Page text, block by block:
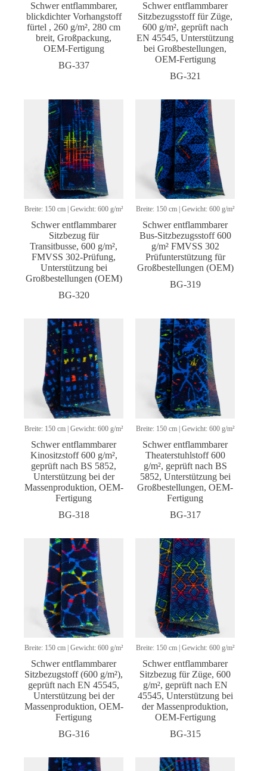
Schwer entflammbarer,
blickdichter Vorhangstoff
fürtel , 260 g/m², 280 cm
breit, Großpackung,
OEM-Fertigung
BG-337
Schwer entflammbarer
Sitzbezugsstoff für Züge,
600 g/m², geprüft nach
EN 45545, Unterstützung
bei Großbestellungen,
OEM-Fertigung
BG-321
Breite: 150 cm | Gewicht: 600 g/m²
Schwer entflammbarer
Sitzbezug für
Transitbusse, 600 g/m²,
FMVSS 302-Prüfung,
Unterstützung bei
Großbestellungen (OEM)
BG-320
Breite: 150 cm | Gewicht: 600 g/m²
Schwer entflammbarer
Bus-Sitzbezugsstoff 600
g/m² FMVSS 302
Prüfunterstützung für
Großbestellungen (OEM)
BG-319
Breite: 150 cm | Gewicht: 600 g/m²
Schwer entflammbarer
Kinositzstoff 600 g/m²,
geprüft nach BS 5852,
Unterstützung bei der
Massenproduktion, OEM-
Fertigung
BG-318
Breite: 150 cm | Gewicht: 600 g/m²
Schwer entflammbarer
Theaterstuhlstoff 600
g/m², geprüft nach BS
5852, Unterstützung bei
Großbestellungen, OEM-
Fertigung
BG-317
Breite: 150 cm | Gewicht: 600 g/m²
Schwer entflammbarer
Sitzbezugstoff (600 g/m²),
geprüft nach EN 45545,
Unterstützung bei der
Massenproduktion, OEM-
Fertigung
BG-316
Breite: 150 cm | Gewicht: 600 g/m²
Schwer entflammbarer
Sitzbezug für Züge, 600
g/m², geprüft nach EN
45545, Unterstützung bei
der Massenproduktion,
OEM-Fertigung
BG-315